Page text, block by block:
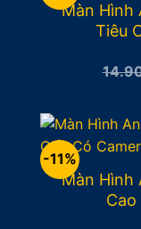
Màn Hình
Tiêu
-11%
Màn Hình